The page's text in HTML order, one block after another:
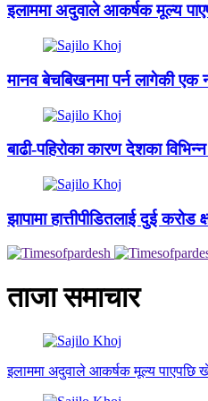
इलाममा अदुवाले आकर्षक मूल्य
मानव बेचबिखनमा पर्न लागेकी एक
बाढी-पहिरोका कारण देशका
झापामा हात्तीपीडितलाई दुई करोड
ताजा समाचार
इलाममा अदुवाले आकर्षक मूल्य पाएपछि